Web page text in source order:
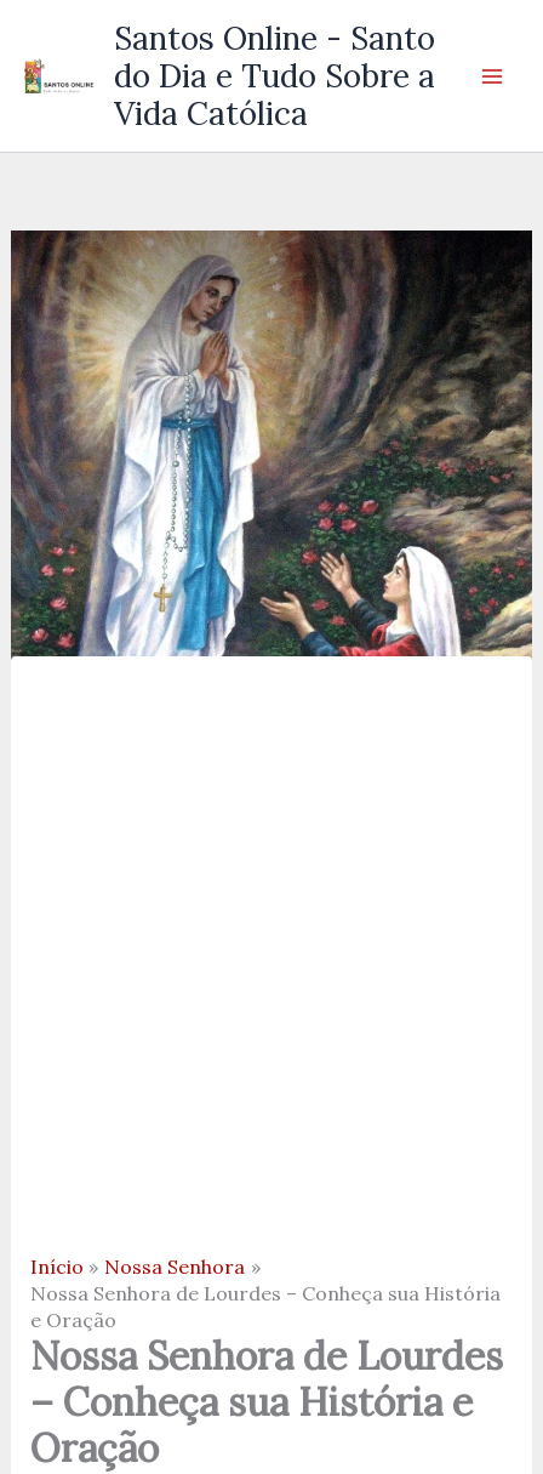
Santos Online - Santo
do Dia e Tudo Sobre a
Vida Católica
Início
Nossa Senhora
Nossa Senhora de Lourdes – Conheça sua História
e Oração
Nossa Senhora de Lourdes
– Conheça sua História e
Oração